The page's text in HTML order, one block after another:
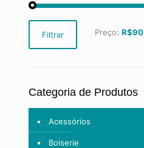
Preço
mínimo
Preço
máximo
Filtrar Preço: R$90
Categoria de Produtos
Acessórios
Boiserie